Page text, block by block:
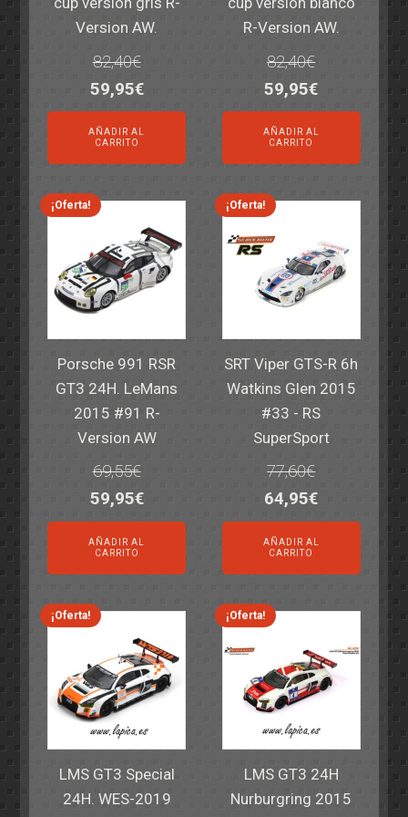
Version AW.
82,40€
El
precio
original
era:
82,40€.
59,95€El
precio
es:
59,95€.
AÑADIR AL
CARRITO
R-Version AW.
82,40€
El
precio
original
era:
82,40€.
59,95€El
precio
es:
59,95€.
AÑADIR AL
CARRITO
¡Oferta!
Porsche 991 RSR
GT3 24H. LeMans
2015 #91 R-
Version AW
69,55€
El
precio
original
era:
69,55€.
59,95€El
precio
actual
es:
59,95€.
AÑADIR AL
CARRITO
¡Oferta!
SRT Viper GTS-R 6h
Watkins Glen 2015
#33 - RS
SuperSport
77,60€
El
precio
original
era:
77,60€.
64,95€El
precio
actual
es:
64,95€.
AÑADIR AL
CARRITO
¡Oferta!
LMS GT3 Special
24H. WES-2019
¡Oferta!
LMS GT3 24H
Nurburgring 2015